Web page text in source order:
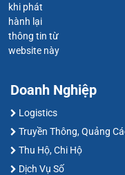
khi phát
hành lại
thông tin từ
website này
Doanh Nghiệp
Logistics
Truyền Thông, Quảng
Thu Hộ, Chi Hộ
Dịch Vụ Số